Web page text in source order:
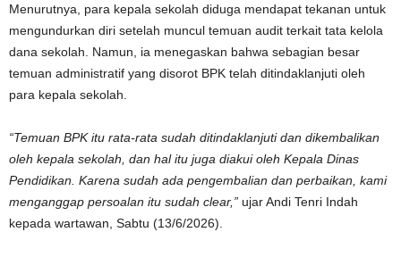
Menurutnya, para kepala sekolah diduga mendapat tekanan untuk
mengundurkan diri setelah muncul temuan audit terkait tata kelola
dana sekolah. Namun, ia menegaskan bahwa sebagian besar
temuan administratif yang disorot BPK telah ditindaklanjuti oleh
para kepala sekolah.
“Temuan BPK itu rata-rata sudah ditindaklanjuti dan dikembalikan
oleh kepala sekolah, dan hal itu juga diakui oleh Kepala Dinas
Pendidikan. Karena sudah ada pengembalian dan perbaikan, kami
menganggap persoalan itu sudah clear,” ujar Andi Tenri Indah
kepada wartawan, Sabtu (13/6/2026).